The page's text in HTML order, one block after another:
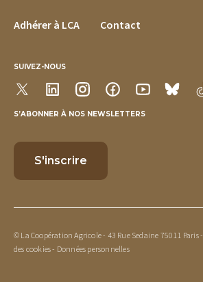
FOOTER MENU
Adhérer à LCA Contact
SUIVEZ-NOUS
S’ABONNER À NOS NEWSLETTERS
© La Coopération Agricole - 43 Rue Sedaine 75011 Paris -
des cookies- Données personnelles